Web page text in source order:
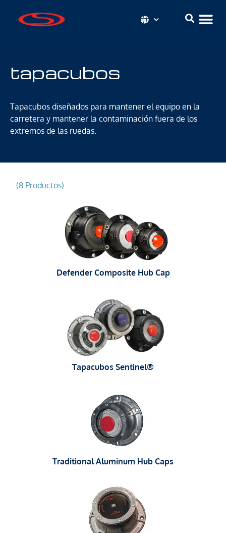
tapacubos
Tapacubos diseñados para mantener el equipo en la
carretera y mantener la contaminación fuera de los
extremos de las ruedas.
(8 Productos)
Defender Composite Hub Cap
Tapacubos Sentinel®
Traditional Aluminum Hub Caps